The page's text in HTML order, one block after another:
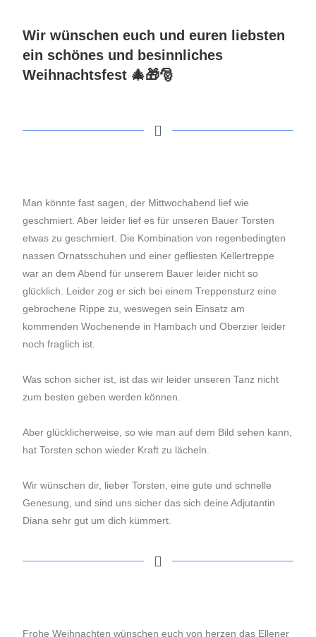
Wir wünschen euch und euren liebsten
ein schönes und besinnliches
Weihnachtsfest 🎄🎁🎅
Man könnte fast sagen, der Mittwochabend lief wie
geschmiert. Aber leider lief es für unseren Bauer Torsten
etwas zu geschmiert. Die Kombination von regenbedingten
nassen Ornatsschuhen und einer gefliesten Kellertreppe
war an dem Abend für unserem Bauer leider nicht so
glücklich. Leider zog er sich bei einem Treppensturz eine
gebrochene Rippe zu, weswegen sein Einsatz am
kommenden Wochenende in Hambach und Oberzier leider
noch fraglich ist.
Was schon sicher ist, ist das wir leider unseren Tanz nicht
zum besten geben werden können.
Aber glücklicherweise, so wie man auf dem Bild sehen kann,
hat Torsten schon wieder Kraft zu lächeln.
Wir wünschen dir, lieber Torsten, eine gute und schnelle
Genesung, und sind uns sicher das sich deine Adjutantin
Diana sehr gut um dich kümmert.
Frohe Weihnachten wünschen euch von herzen das Ellener